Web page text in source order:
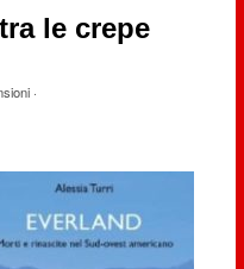
le crepe
·